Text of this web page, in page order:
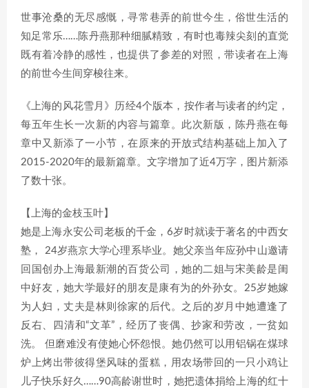
世事沧桑的无尽感慨，寻常巷弄的前世今生，俗世生活的
知足常乐……陈丹燕那种细腻精致，有时也毒辣尖刻的直觉
既有着冷静的感性，也提供了参差的对照，带读者在上海
的前世今生间穿梭往来。
《上海的风花雪月》历经4个版本，按作者与读者的约定，
每五年生长一次新的内容与篇章。此次新版，陈丹燕在每
章中又新添了一小节，在原来的开放式结构基础上加入了
2015-2020年的最新篇章。文字增加了近4万字，图片新添
了数十张。
【上海的金枝玉叶】
她是上海永安公司老板的千金，6岁时就读于著名的中西女
塾， 24岁燕京大学心理系毕业。她父亲当年应孙中山邀请
回国创办上海最新潮的百货公司，她的二姐与宋美龄是闺
中好友，她大学最好的朋友是康有为的外孙女。25岁她嫁
为人妇，丈夫是林则徐家的后代。之后的岁月中她遭逢了
反右、四清和“文革”，经历了丧偶、抄家和劳改，一贫如
洗。 但磨难没有使她心怀怨恨。她仍然可以用铝锅在煤球
炉上烤出带彼得堡风味的蛋糕，用农场带回的一只小鸡让
儿子快乐好久……90高龄谢世时，她把遗体捐给上海的红十